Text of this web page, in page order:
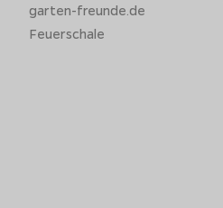
garten-freunde.de
Feuerschale